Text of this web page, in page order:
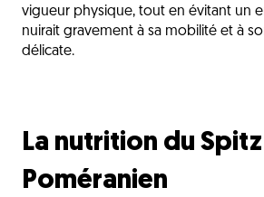
vigueur physique, tout en évitant un
nuirait gravement à sa mobilité et à
délicate.
La nutrition du
Poméranien